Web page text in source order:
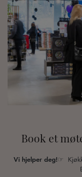
Book et
Vi hjelper deg!☞